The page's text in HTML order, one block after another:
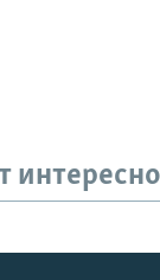
интересно